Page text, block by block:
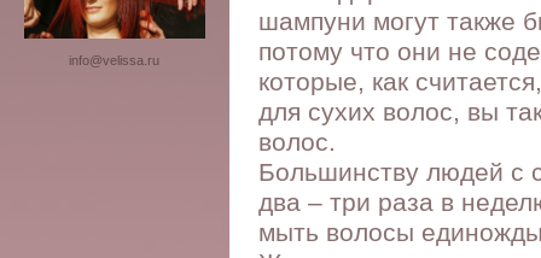
info@velissa.ru
шампуни могут также
потому что они не
которые, как
для сухих волос, вы
волос.
Большинству людей с
два – три раза в
мыть волосы